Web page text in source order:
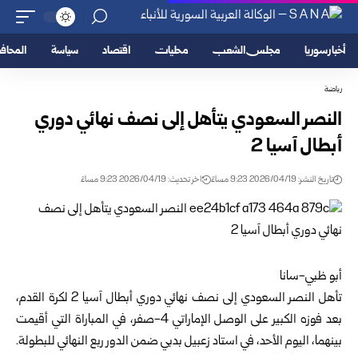
أخبار سوريا مجلس الشعب محليات اقتصاد سياسة
رياضة
النصر السعودي يتأهل إلى نصف نهائي دوري
أبطال آسيا 2
تاريخ النشر: 2026/04/19 9:23 مساءً اخر تحديث: 2026/04/19 9:23 مساءً
أبو ظبي-سانا
تأهل النصر السعودي إلى نصف نهائي دوري أبطال آسيا 2 لكرة القدم،
بعد فوزه الكبير على الوصل الإماراتي 4-صفر، في المباراة التي أقيمت
بينهما، اليوم الأحد، في استاد زعبيل بدبي ضمن الدور ربع النهائي للبطولة.